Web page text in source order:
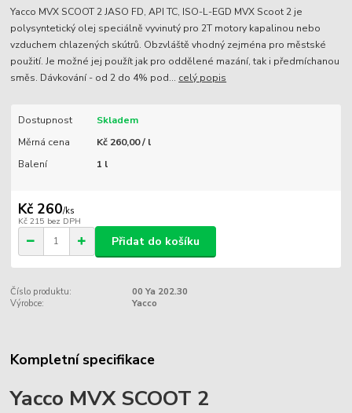
Yacco MVX SCOOT 2 JASO FD, API TC, ISO-L-EGD MVX Scoot 2 je
polysyntetický olej speciálně vyvinutý pro 2T motory kapalinou nebo
vzduchem chlazených skútrů. Obzvláště vhodný zejména pro městské
použití. Je možné jej použít jak pro oddělené mazání, tak i předmíchanou
směs. Dávkování - od 2 do 4% pod... celý popis
Dostupnost
Skladem
Měrná cena
Kč 260,00 / l
Balení
1 l
Kč 260/ks
Kč 215 bez DPH
Přidat do košíku
Číslo produktu:
00 Ya 202.30
Výrobce:
Yacco
Kompletní specifikace
Yacco MVX SCOOT 2